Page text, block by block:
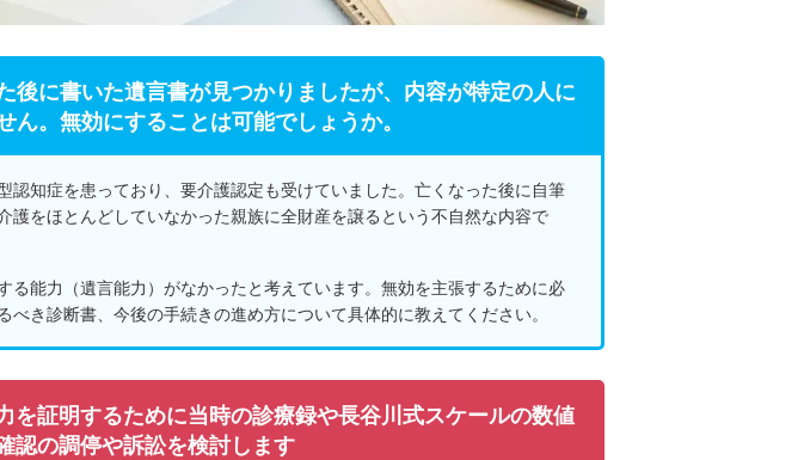
後に書いた遺言書が見つかりましたが、内容が特定の人に
ん。無効にすることは可能でしょうか。
認知症を患っており、要介護認定も受けていました。亡くなった後に自筆
護をほとんどしていなかった親族に全財産を譲るという不自然な内容で
る能力（遺言能力）がなかったと考えています。無効を主張するために必
べき診断書、今後の手続きの進め方について具体的に教えてください。
を証明するために当時の診療録や長谷川式スケールの数値
認の調停や訴訟を検討します